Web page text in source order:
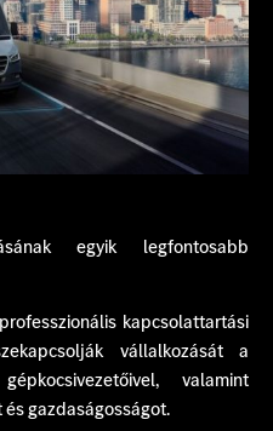
egyik legfontosabb
kapcsolattartási
vállalkozását a
valamint
gazdaságosságot.